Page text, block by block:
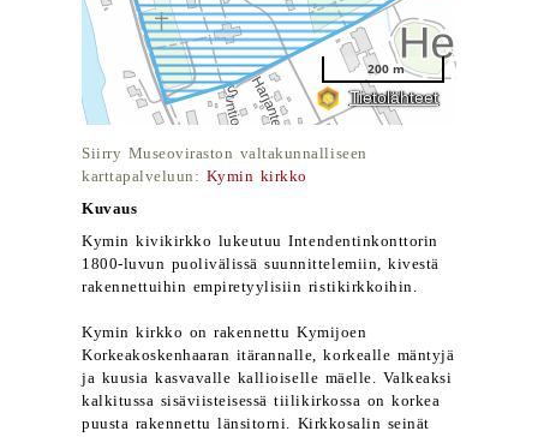
Siirry Museoviraston valtakunnalliseen
karttapalveluun: Kymin kirkko
Kuvaus
Kymin kivikirkko lukeutuu Intendentinkonttorin
1800-luvun puolivälissä suunnittelemiin, kivestä
rakennettuihin empiretyylisiin ristikirkkoihin.
Kymin kirkko on rakennettu Kymijoen
Korkeakoskenhaaran itärannalle, korkealle mäntyjä
ja kuusia kasvavalle kallioiselle mäelle. Valkeaksi
kalkitussa sisäviisteisessä tiilikirkossa on korkea
puusta rakennettu länsitorni. Kirkkosalin seinät